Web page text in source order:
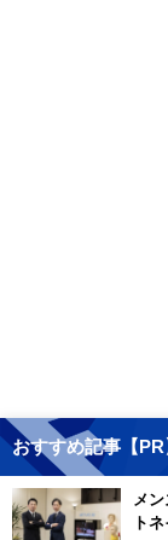
おすすめ記事【PR
メ
ト